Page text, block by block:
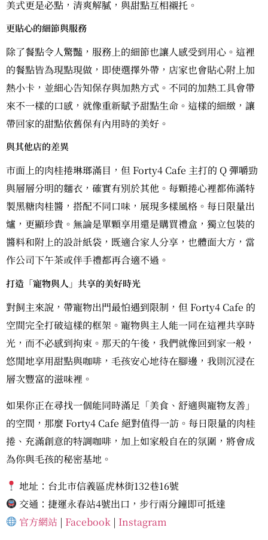
美式更是必點，清爽解膩，與甜點互相襯托。
更貼心的細節與服務
除了餐點令人驚豔，服務上的細節也讓人感受到用心。這裡
的餐點皆為現點現做，即使選擇外帶，店家也會貼心附上加
熱小卡，並細心告知保存與加熱方式。不同的加熱工具會帶
來不一樣的口感，就像重新賦予甜點生命。這樣的細緻，讓
帶回家的甜點依舊保有內用時的美好。
與其他店的差異
市面上的肉桂捲琳瑯滿目，但 Forty4 Cafe 主打的 Q 彈嚼勁
與層層分明的麵衣，確實有別於其他。每顆捲心裡都佈滿特
製黑糖肉桂醬，搭配不同口味，展現多樣風格。每日限量出
爐，更顯珍貴。無論是單顆享用還是購買禮盒，獨立包裝的
醬料和附上的設計紙袋，既適合家人分享，也體面大方，當
作公司下午茶或伴手禮都再合適不過。
打造「寵物與人」共享的美好時光
對飼主來說，帶寵物出門最怕遇到限制，但 Forty4 Cafe 的
空間完全打破這樣的框架。寵物與主人能一同在這裡共享時
光，而不必感到拘束。那天的午後，我們就像回到家一般，
悠閒地享用甜點與咖啡，毛孩安心地待在腳邊，我則沉浸在
層次豐富的滋味裡。
如果你正在尋找一個能同時滿足「美食、舒適與寵物友善」
的空間，那麼 Forty4 Cafe 絕對值得一訪。每日限量的肉桂
捲、充滿創意的特調咖啡，加上如家般自在的氛圍，將會成
為你與毛孩的秘密基地。
地址：台北市信義區虎林街132巷16號
交通：捷運永春站4號出口，步行兩分鐘即可抵達
官方網站 | Facebook | Instagram